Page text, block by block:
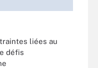
liées au
défis